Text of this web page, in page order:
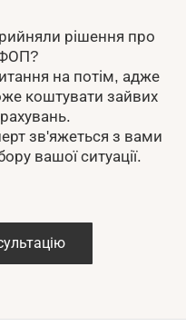
рішення про
на потім, адже
коштувати зайвих
зв'яжеться з вами
вашої ситуації.